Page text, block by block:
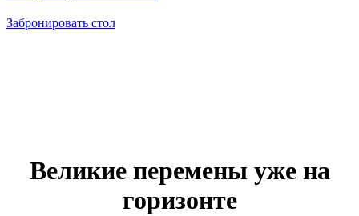
Забронировать стол
Великие перемены уже на
горизонте